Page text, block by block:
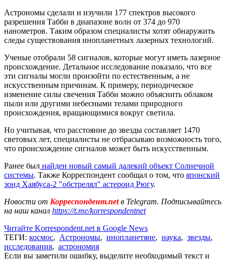
Астрономы сделали и изучили 177 спектров высокого
разрешения Табби в диапазоне волн от 374 до 970
нанометров. Таким образом специалисты хотят обнаружить
следы существования инопланетных лазерных технологий.
Ученые отобрали 58 сигналов, которые могут иметь лазерное
происхождение. Детальное исследование показало, что все
эти сигналы могли произойти по естественным, а не
искусственным причинам. К примеру, периодическое
изменение силы свечения Табби можно объяснить облаком
пыли или другими небесными телами природного
происхождения, вращающимися вокруг светила.
Но учитывая, что расстояние до звезды составляет 1470
световых лет, специалисты не отбрасываю возможность того,
что происхождение сигналов может быть искусственным.
Ранее был найден новый самый далекий объект Солнечной
системы. Также Корреспондент сообщал о том, что японский
зонд Хаябуса-2 "обстрелял" астероид Рюгу.
Новости от Корреспондент.netв Telegram. Подписывайтесь
на наш канал https://t.me/korrespondentnet
Читайте Korrespondent.net в Google News
ТЕГИ: космос, Астрономы, инопланетяне, наука, звезды,
исследования, астрономия
Если вы заметили ошибку, выделите необходимый текст и